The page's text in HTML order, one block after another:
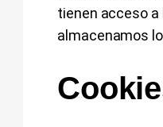
tienen acceso
almacenamos